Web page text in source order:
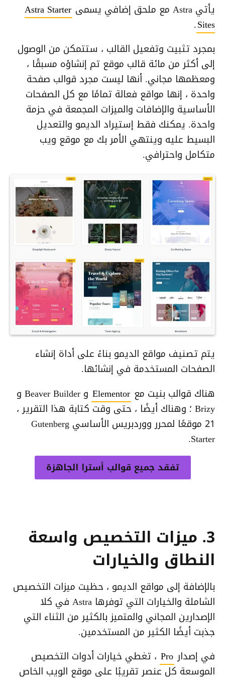
يأتي Astra مع ملحق إضافي يسمى
Astra Starter
Sites
.
بمجرد تثبيت وتفعيل القالب ، ستتمكن من الوصول
إلى أكثر من مائة قالب موقع تم إنشاؤه مسبقًا ،
ومعظمها مجاني. أنها ليست مجرد قوالب صفحة
واحدة ، إنها مواقع فعالة تمامًا مع كل الصفحات
الأساسية والإضافات والميزات المجمعة في حزمة
واحدة. يمكنك فقط إستيراد الديمو والتعديل
البسيط عليه وينتهي الأمر بك مع موقع ويب
متكامل واحترافي.
يتم تصنيف مواقع الديمو بناءً على أداة إنشاء
الصفحات المستخدمة في إنشائها.
هناك قوالب بنيت مع Elementor
و Beaver Builder و
Brizy ؛ وهناك أيضًا ، حتى وقت كتابة هذا التقرير ،
21 موقعًا لمحرر ووردبريس الأساسي Gutenberg
Starter.
تفقد جميع قوالب أسترا الجاهزة
3. ميزات التخصيص واسعة
النطاق والخيارات
بالإضافة إلى مواقع الديمو ، حظيت ميزات التخصيص
الشاملة والخيارات التي توفرها Astra في كلا
الإصدارين المجاني والمتميز بالكثير من الثناء التي
جذبت أيضًا الكثير من المستخدمين.
في إصدار Pro ، تغطي خيارات أدوات التخصيص
الموسعة كل عنصر تقريبًا على موقع الويب الخاص